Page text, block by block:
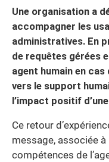
Une organisation a
accompagner les
administratives. En
de requêtes gérées
agent humain en
vers le support
l’impact positif
Ce retour
message, associée
compétences de